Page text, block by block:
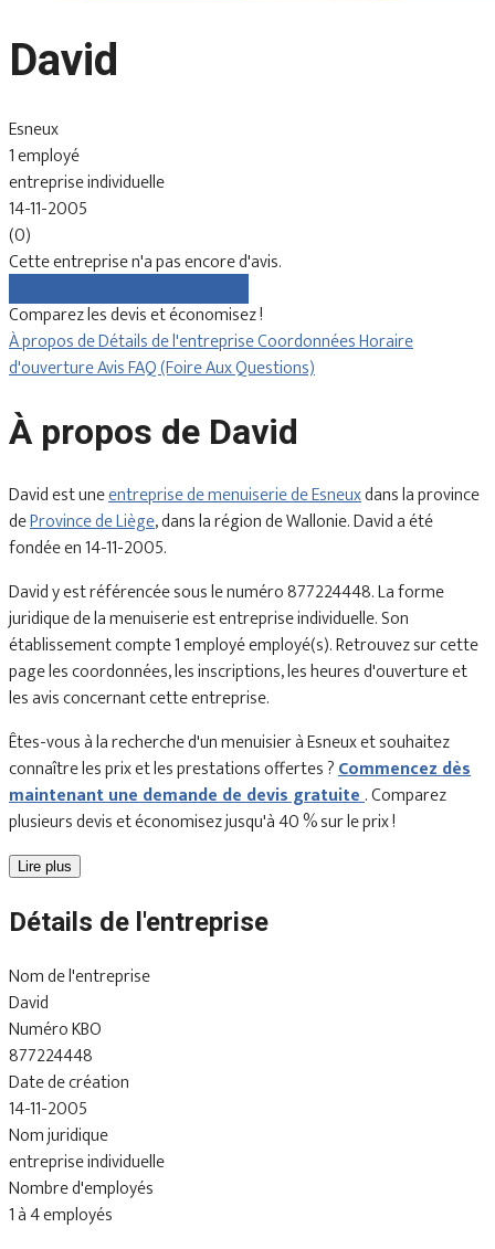
David
Esneux
1 employé
entreprise individuelle
14-11-2005
(0)
Cette entreprise n'a pas encore d'avis.
Comparez les devis et économisez !
À propos deDétails de l'entrepriseCoordonnéesHoraire
d'ouvertureAvisFAQ (Foire Aux Questions)
À propos de David
David est uneentreprise de menuiserie de Esneuxdans la province
deProvince de Liège, dans la région de Wallonie. David a été
fondée en 14-11-2005.
David y est référencée sous le numéro 877224448. La forme
juridique de la menuiserie est entreprise individuelle. Son
établissement compte 1 employé employé(s). Retrouvez sur cette
page les coordonnées, les inscriptions, les heures d'ouverture et
les avis concernant cette entreprise.
Êtes-vous à la recherche d'un menuisier à Esneux et souhaitez
connaître les prix et les prestations offertes ?Commencez dès
maintenant une demande de devis gratuite. Comparez
plusieurs devis et économisez jusqu'à 40 % sur le prix !
Lire plus
Détails de l'entreprise
Nom de l'entreprise
David
Numéro KBO
877224448
Date de création
14-11-2005
Nom juridique
entreprise individuelle
Nombre d'employés
1 à 4 employés